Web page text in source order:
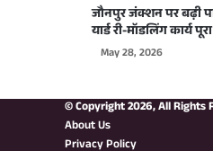
जौनपुर जंक्शन पर बढ़ी
यार्ड री-मॉडलिंग कार्य पूरा
May 28, 2026
© Copyright 2026, All Rights
About Us
Privacy Policy